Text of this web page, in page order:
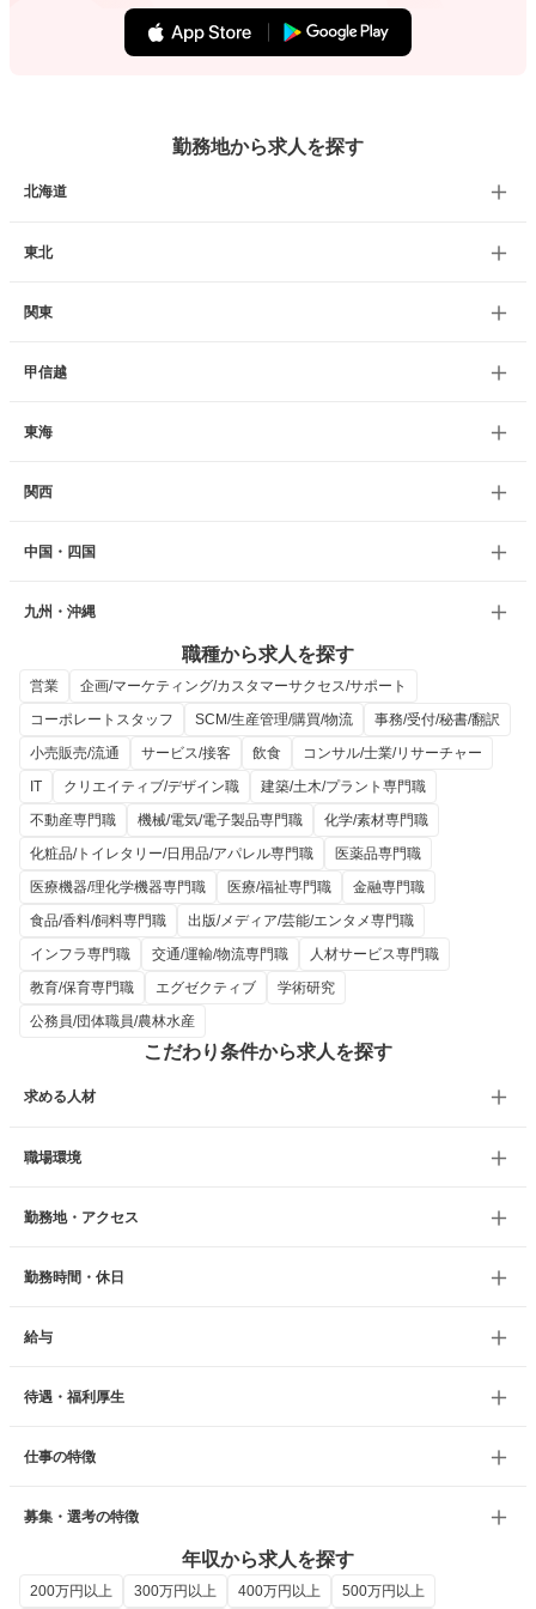
勤務地から求人を探す
北海道
東北
関東
甲信越
東海
関西
中国・四国
九州・沖縄
職種から求人を探す
営業
企画/マーケティング/カスタマーサクセス/サポート
コーポレートスタッフ
SCM/生産管理/購買/物流
事務/受付/秘書/翻訳
小売販売/流通
サービス/接客 飲食
コンサル/士業/リサーチャー
IT
クリエイティブ/デザイン職
建築/土木/プラント専門職
不動産専門職
機械/電気/電子製品専門職
化学/素材専門職
化粧品/トイレタリー/日用品/アパレル専門職
医薬品専門職
医療機器/理化学機器専門職
医療/福祉専門職
金融専門職
食品/香料/飼料専門職
出版/メディア/芸能/エンタメ専門職
インフラ専門職
交通/運輸/物流専門職
人材サービス専門職
教育/保育専門職
エグゼクティブ
学術研究
公務員/団体職員/農林水産
こだわり条件から求人を探す
求める人材
職場環境
勤務地・アクセス
勤務時間・休日
給与
待遇・福利厚生
仕事の特徴
募集・選考の特徴
年収から求人を探す
200万円以上 300万円以上 400万円以上 500万円以上